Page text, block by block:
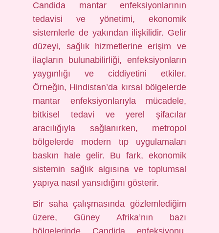
Candida mantar enfeksiyonlarının
tedavisi ve yönetimi, ekonomik
sistemlerle de yakından ilişkilidir. Gelir
düzeyi, sağlık hizmetlerine erişim ve
ilaçların bulunabilirliği, enfeksiyonların
yaygınlığı ve ciddiyetini etkiler.
Örneğin, Hindistan’da kırsal bölgelerde
mantar enfeksiyonlarıyla mücadele,
bitkisel tedavi ve yerel şifacılar
aracılığıyla sağlanırken, metropol
bölgelerde modern tıp uygulamaları
baskın hale gelir. Bu fark, ekonomik
sistemin sağlık algısına ve toplumsal
yapıya nasıl yansıdığını gösterir.
Bir saha çalışmasında gözlemlediğim
üzere, Güney Afrika’nın bazı
bölgelerinde Candida enfeksiyonu,